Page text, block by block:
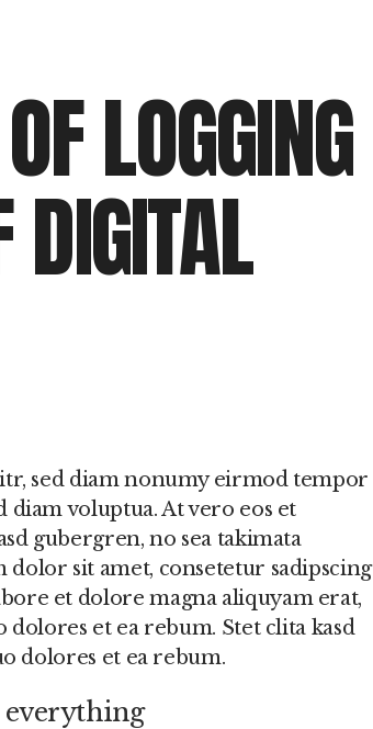
LOGGING
DIGITAL
sed diam nonumy eirmod tempor
voluptua. At vero eos et
gubergren, no sea takimata
sit amet, consetetur sadipscing
et dolore magna aliquyam erat,
dolores et ea rebum. Stet clita kasd
dolores et ea rebum.
everything